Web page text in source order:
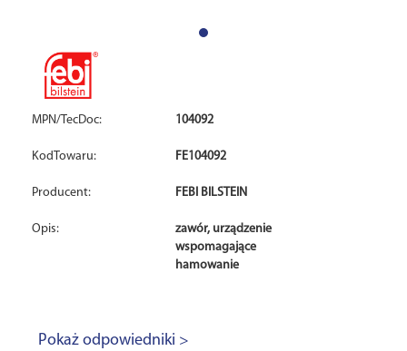
MPN/TecDoc: 104092
KodTowaru: FE104092
Producent: FEBI BILSTEIN
Opis:
zawór, urządzenie
wspomagające
hamowanie
Pokaż odpowiedniki >